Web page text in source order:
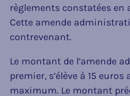
règlements constatées en
Cette amende
contrevenant.
Le montant de l’amende
premier, s’élève à 15
maximum. Le montant